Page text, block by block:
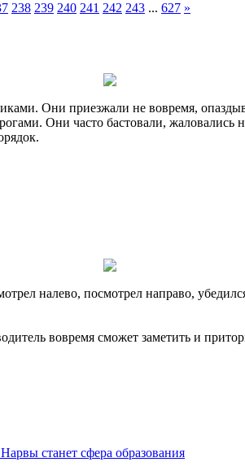
238 239 240 241 242 243 ... 627 »
Они приезжали не вовремя,
Они часто бастовали, жаловались
налево, посмотрел направо,
вовремя сможет заметить и
станет сфера образования